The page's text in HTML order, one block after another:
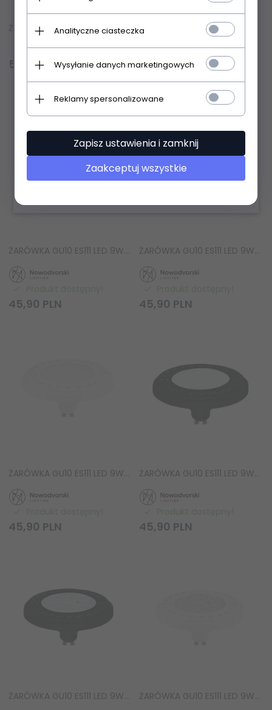
ŻARÓWKA GU10 ES111 LED 12W 4000K 960lm kąt 30st.
Produkt dostępny!
59, 00PLN
Produkt dostępny!
59,00 PLN
ŻARÓWKA GU10 ES111 LED 9W 3000K Nowodvorski Lighting 9342 CZARNA
45,90 PLN
ŻARÓWKA GU10 ES111 LED 9W 3000K Nowodvorski Lighting 9344 BIAŁA
45,90 PLN
ŻARÓWKA GU10 ES111 LED 9W 4000K Nowodvorski Lighting 9212 BIAŁA
45,90 PLN
ŻARÓWKA GU10 ES111 LED 9W 4000K Nowodvorski Lighting 9211 CZARNA
45,90 PLN
ŻARÓWKA GU10 ES111 LED 9W 4000K Nowodvorski Lighting 9213 CZARNA ŻARÓWKA GU10 ES111 LED 9W 4000K Nowodvorski Lighting 9214 BIAŁA
Analityczne ciasteczka
Wysyłanie danych marketingowych
Reklamy spersonalizowane
Zapisz ustawienia i zamknij
Zaakceptuj wszystkie